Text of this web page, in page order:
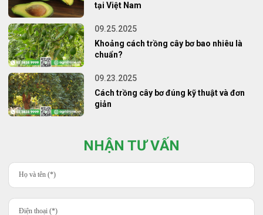
tại Việt Nam
09.25.2025
Khoảng cách trồng cây bơ bao nhiêu là
chuẩn?
09.23.2025
Cách trồng cây bơ đúng kỹ thuật và đơn
giản
NHẬN TƯ VẤN